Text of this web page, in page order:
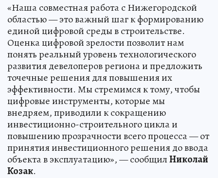
«Наша совместная работа с Нижегородской
областью — это важный шаг к формированию
единой цифровой среды в строительстве.
Оценка цифровой зрелости позволит нам
понять реальный уровень технологического
развития девелоперов региона и предложить
точечные решения для повышения их
эффективности. Мы стремимся к тому, чтобы
цифровые инструменты, которые мы
внедряем, приводили к сокращению
инвестиционно-строительного цикла и
повышению прозрачности всего процесса — от
принятия инвестиционного решения до ввода
объекта в эксплуатацию», — сообщилНиколай
Козак.